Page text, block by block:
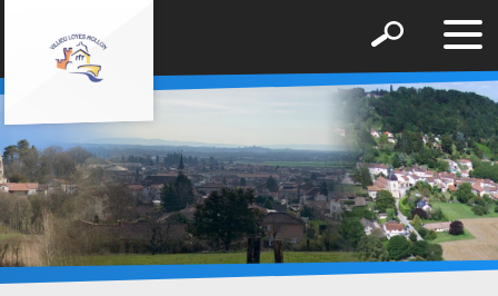
le
Afficher
formulaire
de
recherche